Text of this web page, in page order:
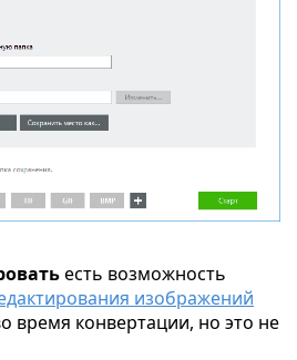
есть возможность
изображений
время конвертации, но это не